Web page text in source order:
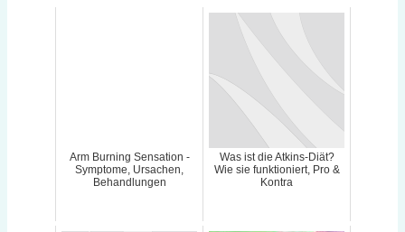
Arm Burning Sensation -
Symptome, Ursachen,
Behandlungen
Was ist die Atkins-Diät?
Wie sie funktioniert, Pro &
Kontra